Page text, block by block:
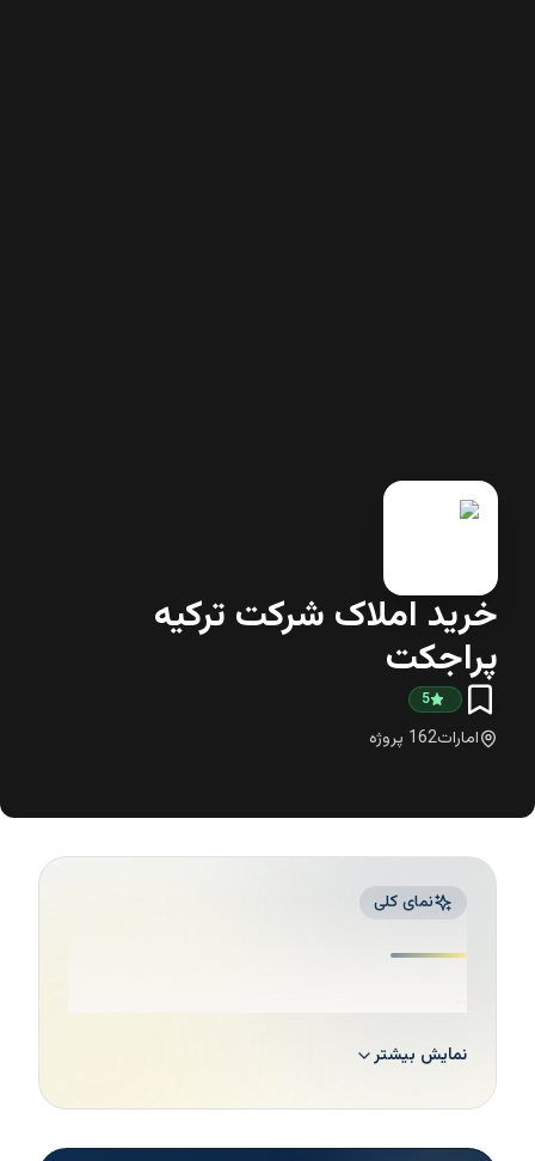
خرید املاک شرکت ترکیه
پراجکت
5
امارات162 پروژه
نمای کلی
نمایش بیشتر